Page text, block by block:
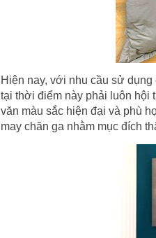
Hiện nay, với nhu cầu sử
tại thời điểm này phải luôn hội
văn màu sắc hiện đại và phù
may chăn ga nhằm mục đích